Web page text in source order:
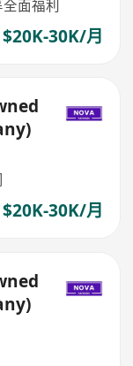
面福利
$20K-30K/月
$20K-30K/月